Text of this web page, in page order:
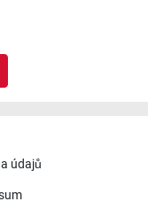
údajů